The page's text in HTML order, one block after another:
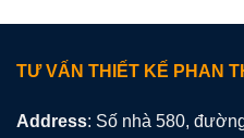
TƯ VẤN THIẾT KẾ PHAN
Address: Số nhà 580,